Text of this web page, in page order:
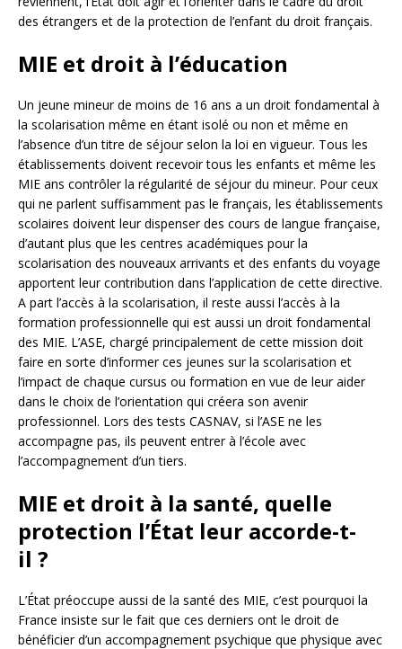
des étrangers et de la protection de l’enfant du droit français.
MIE et droit à l’éducation
Un jeune mineur de moins de 16 ans a un droit fondamental à
la scolarisation même en étant isolé ou non et même en
l’absence d’un titre de séjour selon la loi en vigueur. Tous les
établissements doivent recevoir tous les enfants et même les
MIE ans contrôler la régularité de séjour du mineur. Pour ceux
qui ne parlent suffisamment pas le français, les établissements
scolaires doivent leur dispenser des cours de langue française,
d’autant plus que les centres académiques pour la
scolarisation des nouveaux arrivants et des enfants du voyage
apportent leur contribution dans l’application de cette directive.
A part l’accès à la scolarisation, il reste aussi l’accès à la
formation professionnelle qui est aussi un droit fondamental
des MIE. L’ASE, chargé principalement de cette mission doit
faire en sorte d’informer ces jeunes sur la scolarisation et
l’impact de chaque cursus ou formation en vue de leur aider
dans le choix de l’orientation qui créera son avenir
professionnel. Lors des tests CASNAV, si l’ASE ne les
accompagne pas, ils peuvent entrer à l’école avec
l’accompagnement d’un tiers.
MIE et droit à la santé, quelle
protection l’État leur accorde-t-
il ?
L’État préoccupe aussi de la santé des MIE, c’est pourquoi la
France insiste sur le fait que ces derniers ont le droit de
bénéficier d’un accompagnement psychique que physique avec